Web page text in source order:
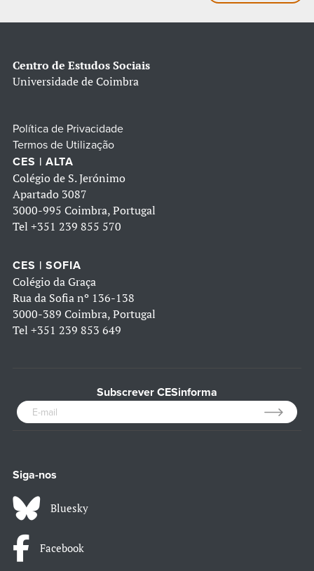
Centro de Estudos Sociais
Universidade de Coimbra
Política de Privacidade
Termos de Utilização
CES | ALTA
Colégio de S. Jerónimo
Apartado 3087
3000-995 Coimbra, Portugal
Tel +351 239 855 570
CES | SOFIA
Colégio da Graça
Rua da Sofia nº 136-138
3000-389 Coimbra, Portugal
Tel +351 239 853 649
Subscrever CESinforma
Siga-nos
Bluesky
Facebook